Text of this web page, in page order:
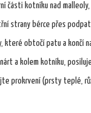
části kotníku nad
strany bérce přes
které obtočí patu a končí
a kolem kotníku,
prokrvení (prsty teplé,